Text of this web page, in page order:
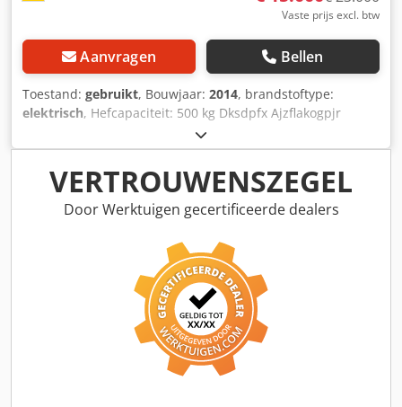
Vaste prijs excl. btw
Aanvragen Bellen
Toestand: gebruikt, Bouwjaar: 2014, brandstoftype:
elektrisch, Hefcapaciteit: 500 kg Dksdpfx Ajzflakogpjr
Neem contact op met het gebruikte apparatuurcentrum
voor meer informatie.
VERTROUWENSZEGEL
Door Werktuigen gecertificeerde dealers